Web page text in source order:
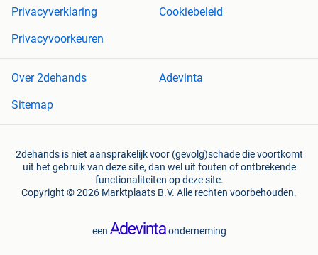
Privacyverklaring
Cookiebeleid
Privacyvoorkeuren
Over 2dehands
Adevinta
Sitemap
2dehands is niet aansprakelijk voor (gevolg)schade die voortkomt
uit het gebruik van deze site, dan wel uit fouten of ontbrekende
functionaliteiten op deze site.
Copyright © 2026 Marktplaats B.V. Alle rechten voorbehouden.
een onderneming